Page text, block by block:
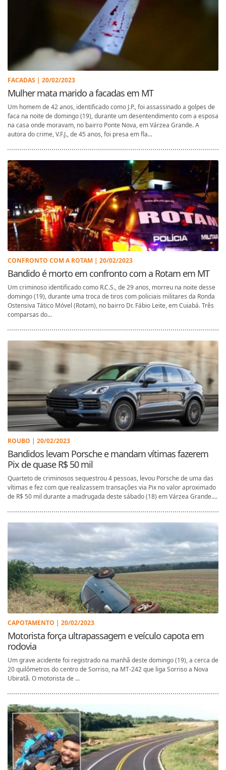
FACADAS | 20/02/2023
Mulher mata marido a facadas em MT
Um homem de 42 anos, identificado como J.P., foi assassinado a golpes de
faca na noite de domingo (19), durante um desentendimento com a esposa
na casa onde moravam, no bairro Ponte Nova, em Várzea Grande. A
autora do crime, V.F.J., de 45 anos, foi presa em fla...
CONFRONTO COM A ROTAM | 20/02/2023
Bandido é morto em confronto com a Rotam em MT
Um criminoso identificado como R.C.S., de 29 anos, morreu na noite desse
domingo (19), durante uma troca de tiros com policiais militares da Ronda
Ostensiva Tático Móvel (Rotam), no bairro Dr. Fábio Leite, em Cuiabá. Três
comparsas do...
ROUBO | 20/02/2023
Bandidos levam Porsche e mandam vítimas fazerem
Pix de quase R$ 50 mil
Quarteto de criminosos sequestrou 4 pessoas, levou Porsche de uma das
vítimas e fez com que realizassem transações via Pix no valor aproximado
de R$ 50 mil durante a madrugada deste sábado (18) em Várzea Grande....
CAPOTAMENTO | 20/02/2023
Motorista força ultrapassagem e veículo capota em
rodovia
Um grave acidente foi registrado na manhã deste domingo (19), a cerca de
20 quilômetros do centro de Sorriso, na MT-242 que liga Sorriso a Nova
Ubiratã. O motorista de ...